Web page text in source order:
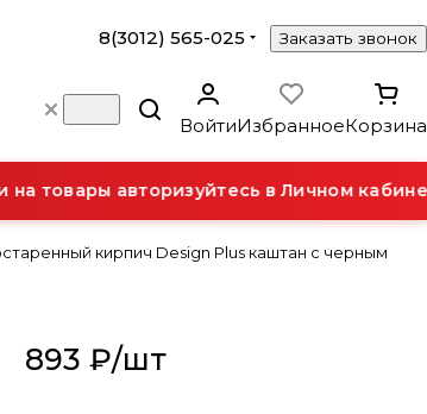
8(3012) 565-025 Заказать звонок
ВойтиИзбранноеКорзина
товары авторизуйтесь в Личном
кирпич Design Plus каштан с черным
893 ₽/шт